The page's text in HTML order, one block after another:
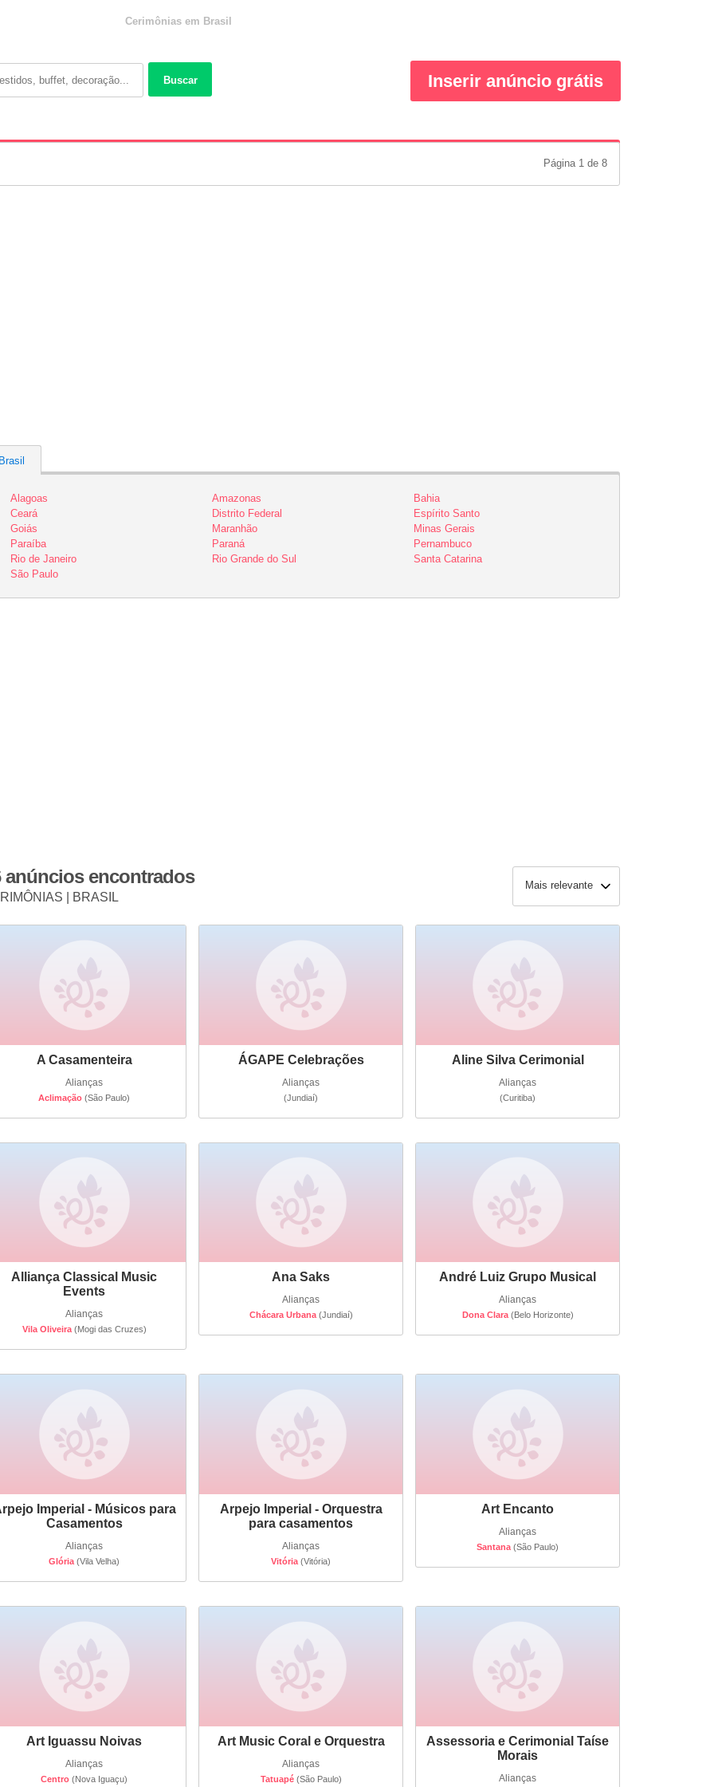
Cerimônias em Brasil
Buscar Inserir anúncio grátis
Página 1 de 8
Alagoas Amazonas
Bahia
Ceará
Distrito Federal
Espírito Santo
Goiás
Maranhão
Minas Gerais
Paraíba
Paraná
Pernambuco
Rio de Janeiro
Rio Grande do Sul
Santa Catarina
São Paulo
anúncios encontrados
| BRASIL
Mais relevante
A Casamenteira
Alianças
Aclimação (São Paulo)
ÁGAPE Celebrações
Alianças
(Jundiaí)
Aline Silva Cerimonial
Alianças
(Curitiba)
Alliança Classical Music
Events
Alianças
Vila Oliveira(Mogi das Cruzes)
Ana Saks
Alianças
Chácara Urbana(Jundiaí)
André Luiz Grupo Musical
Alianças
Dona Clara(Belo Horizonte)
Imperial - Músicos para
Casamentos
Alianças
Glória (Vila Velha)
Arpejo Imperial - Orquestra
para casamentos
Alianças
Vitória (Vitória)
Art Encanto
Alianças
Santana (São Paulo)
Art Iguassu Noivas
Alianças
Centro (Nova Iguaçu)
Art Music Coral e Orquestra
Alianças
Tatuapé (São Paulo)
Assessoria e Cerimonial Taíse
Morais
Alianças